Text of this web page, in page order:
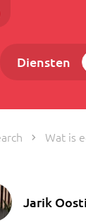
Diensten
Wat is
Jarik